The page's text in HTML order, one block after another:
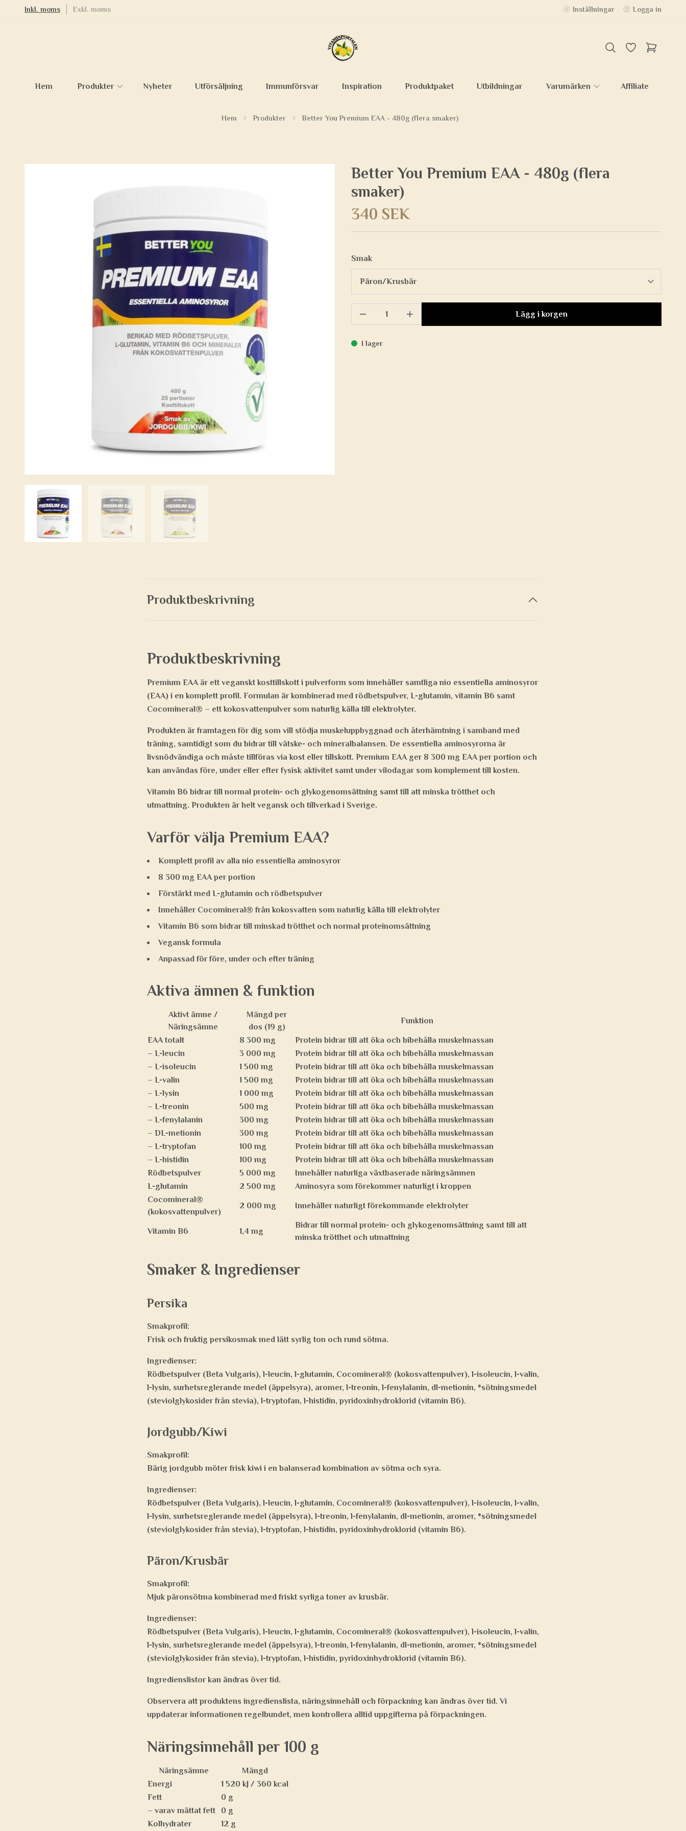
Inkl. moms Exkl. moms Inställningar Logga in
Hem Produkter Nyheter Utförsäljning Immunförsvar Inspiration Produktpaket Utbildningar Varumärken Affiliate
Hem Produkter Better You Premium EAA - 480g (flera smaker)
Better You Premium EAA - 480g (flera
smaker)
340 SEK
Smak
Lägg i korgen
I lager
Produktbeskrivning
Produktbeskrivning
Premium EAA är ett veganskt kosttillskott i pulverform som innehåller samtliga nio essentiella aminosyror
(EAA) i en komplett profil. Formulan är kombinerad med rödbetspulver, L-glutamin, vitamin B6 samt
Cocomineral® – ett kokosvattenpulver som naturlig källa till elektrolyter.
Produkten är framtagen för dig som vill stödja muskeluppbyggnad och återhämtning i samband med
träning, samtidigt som du bidrar till vätske- och mineralbalansen. De essentiella aminosyrorna är
livsnödvändiga och måste tillföras via kost eller tillskott. Premium EAA ger 8 300 mg EAA per portion och
kan användas före, under eller efter fysisk aktivitet samt under vilodagar som komplement till kosten.
Vitamin B6 bidrar till normal protein- och glykogenomsättning samt till att minska trötthet och
utmattning. Produkten är helt vegansk och tillverkad i Sverige.
Varför välja Premium EAA?
Komplett profil av alla nio essentiella aminosyror
8 300 mg EAA per portion
Förstärkt med L-glutamin och rödbetspulver
Innehåller Cocomineral® från kokosvatten som naturlig källa till elektrolyter
Vitamin B6 som bidrar till minskad trötthet och normal proteinomsättning
Vegansk formula
Anpassad för före, under och efter träning
Aktiva ämnen & funktion
Aktivt ämne /
Näringsämne
Mängd per
dos (19 g)
Funktion
EAA totalt 8 300 mg
Protein bidrar till att öka och bibehålla muskelmassan
– L-leucin
3 000 mg
Protein bidrar till att öka och bibehålla muskelmassan
– L-isoleucin
1 500 mg
Protein bidrar till att öka och bibehålla muskelmassan
– L-valin
1 500 mg
Protein bidrar till att öka och bibehålla muskelmassan
– L-lysin
1 000 mg
Protein bidrar till att öka och bibehålla muskelmassan
– L-treonin
500 mg
Protein bidrar till att öka och bibehålla muskelmassan
– L-fenylalanin
300 mg
Protein bidrar till att öka och bibehålla muskelmassan
– DL-metionin
300 mg
Protein bidrar till att öka och bibehålla muskelmassan
– L-tryptofan
100 mg
Protein bidrar till att öka och bibehålla muskelmassan
– L-histidin
100 mg
Protein bidrar till att öka och bibehålla muskelmassan
Rödbetspulver
5 000 mg
Innehåller naturliga växtbaserade näringsämnen
L-glutamin
2 500 mg
Aminosyra som förekommer naturligt i kroppen
Cocomineral®
(kokosvattenpulver)
2 000 mg Innehåller naturligt förekommande elektrolyter
Vitamin B6 1,4 mg
Bidrar till normal protein- och glykogenomsättning samt till att
minska trötthet och utmattning
Smaker & Ingredienser
Persika
Smakprofil:
Frisk och fruktig persikosmak med lätt syrlig ton och rund sötma.
Ingredienser:
Rödbetspulver (Beta Vulgaris), l-leucin, l-glutamin, Cocomineral® (kokosvattenpulver), l-isoleucin, l-valin,
l-lysin, surhetsreglerande medel (äppelsyra), aromer, l-treonin, l-fenylalanin, dl-metionin, *sötningsmedel
(steviolglykosider från stevia), l-tryptofan, l-histidin, pyridoxinhydroklorid (vitamin B6).
Jordgubb/Kiwi
Smakprofil:
Bärig jordgubb möter frisk kiwi i en balanserad kombination av sötma och syra.
Ingredienser:
Rödbetspulver (Beta Vulgaris), l-leucin, l-glutamin, Cocomineral® (kokosvattenpulver), l-isoleucin, l-valin,
l-lysin, surhetsreglerande medel (äppelsyra), l-treonin, l-fenylalanin, dl-metionin, aromer, *sötningsmedel
(steviolglykosider från stevia), l-tryptofan, l-histidin, pyridoxinhydroklorid (vitamin B6).
Päron/Krusbär
Smakprofil:
Mjuk päronsötma kombinerad med friskt syrliga toner av krusbär.
Ingredienser:
Rödbetspulver (Beta Vulgaris), l-leucin, l-glutamin, Cocomineral® (kokosvattenpulver), l-isoleucin, l-valin,
l-lysin, surhetsreglerande medel (äppelsyra), l-treonin, l-fenylalanin, dl-metionin, aromer, *sötningsmedel
(steviolglykosider från stevia), l-tryptofan, l-histidin, pyridoxinhydroklorid (vitamin B6).
Ingredienslistor kan ändras över tid.
Observera att produktens ingredienslista, näringsinnehåll och förpackning kan ändras över tid. Vi
uppdaterar informationen regelbundet, men kontrollera alltid uppgifterna på förpackningen.
Näringsinnehåll per 100 g
Näringsämne
Mängd
Energi
1 520 kJ / 360 kcal
Fett
0 g
– varav mättat fett
0 g
Kolhydrater
12 g